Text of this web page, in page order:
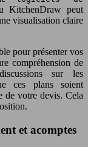
KitchenDraw peut
visualisation claire
pour présenter vos
compréhension de
sur les
ces plans soient
de votre devis. Cela
et acomptes